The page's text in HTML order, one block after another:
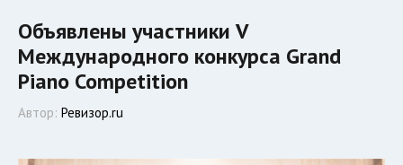
Объявлены участники V
Международного конкурса Grand
Piano Competition
Автор: Ревизор.ru